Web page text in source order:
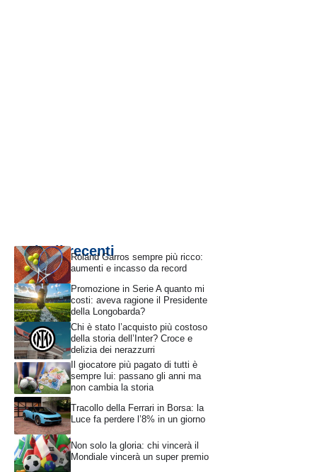
Articoli recentiRoland Garros sempre più ricco:
aumenti e incasso da record
Promozione in Serie A quanto mi
costi: aveva ragione il Presidente
della Longobarda?
Chi è stato l’acquisto più costoso
della storia dell’Inter? Croce e
delizia dei nerazzurri
Il giocatore più pagato di tutti è
sempre lui: passano gli anni ma
non cambia la storia
Tracollo della Ferrari in Borsa: la
Luce fa perdere l’8% in un giorno
Non solo la gloria: chi vincerà il
Mondiale vincerà un super premio